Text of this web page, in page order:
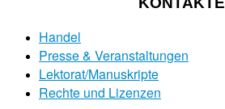
Handel
Presse & Veranstaltungen
Lektorat/Manuskripte
Rechte und Lizenzen